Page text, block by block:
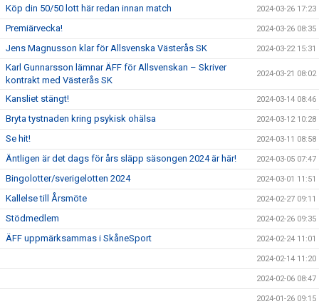
Köp din 50/50 lott här redan innan match 2024-03-26 17:23
Premiärvecka! 2024-03-26 08:35
Jens Magnusson klar för Allsvenska Västerås SK 2024-03-22 15:31
Karl Gunnarsson lämnar ÄFF för Allsvenskan – Skriver
kontrakt med Västerås SK
2024-03-21 08:02
Kansliet stängt! 2024-03-14 08:46
Bryta tystnaden kring psykisk ohälsa 2024-03-12 10:28
Se hit! 2024-03-11 08:58
Äntligen är det dags för års släpp säsongen 2024 är här! 2024-03-05 07:47
Bingolotter/sverigelotten 2024 2024-03-01 11:51
Kallelse till Årsmöte 2024-02-27 09:11
Stödmedlem 2024-02-26 09:35
ÄFF uppmärksammas i SkåneSport 2024-02-24 11:01
2024-02-14 11:20
2024-02-06 08:47
2024-01-26 09:15